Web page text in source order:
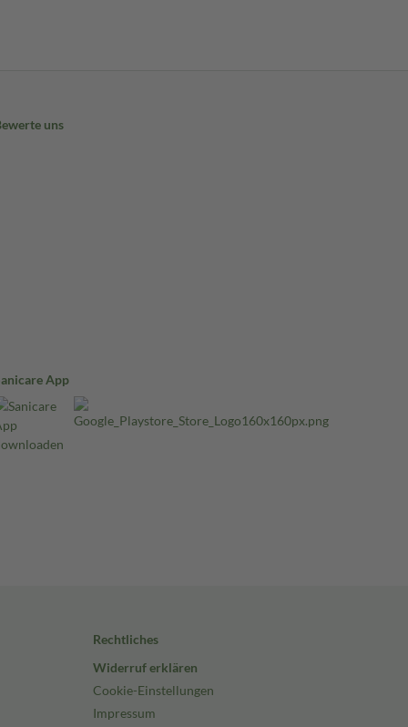
uns
App
Rechtliches
Widerruf erklären
Cookie-Einstellungen
Impressum